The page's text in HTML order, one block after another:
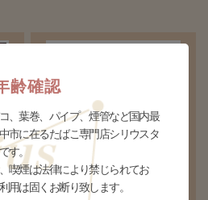
マストロ デ パヤ シガーカッタ
ー
¥9,900(税込)
齢確認
、葉巻、パイプ、煙管など国内最
市に在るたばこ専門店シリウスタ
す。
喫煙は法律により禁じられてお
用は固くお断り致します。